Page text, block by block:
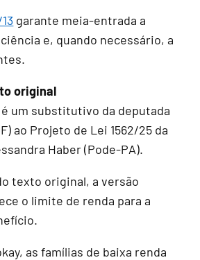
garante meia-entrada a
e, quando necessário, a
original
um substitutivo da deputada
ao Projeto de Lei 1562/25 da
Haber (Pode-PA).
texto original, a versão
o limite de renda para a
as famílias de baixa renda